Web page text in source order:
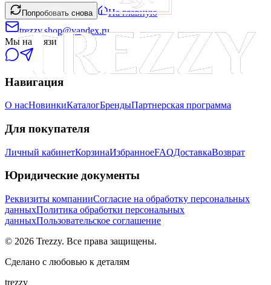
Попробовать снова
На главную
trezzy.shop@yandex.ru
Мы на связи
Навигация
О насНовинкиКаталогБрендыПартнерская программа
Для покупателя
Личный кабинетКорзинаИзбранноеFAQДоставкаВозврат
Юридические документы
Реквизиты компанииСогласие на обработку персональных
данныхПолитика обработки персональных
данныхПользовательское соглашение
© 2026 Trezzy. Все права защищены.
Сделано с любовью к деталям
trezzy